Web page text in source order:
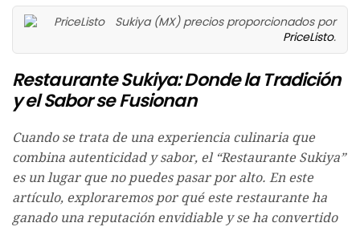
Sukiya (MX) precios proporcionados por
PriceListo.
Restaurante Sukiya: Donde la Tradición
y el Sabor se Fusionan
Cuando se trata de una experiencia culinaria que
combina autenticidad y sabor, el “Restaurante Sukiya”
es un lugar que no puedes pasar por alto. En este
artículo, exploraremos por qué este restaurante ha
ganado una reputación envidiable y se ha convertido